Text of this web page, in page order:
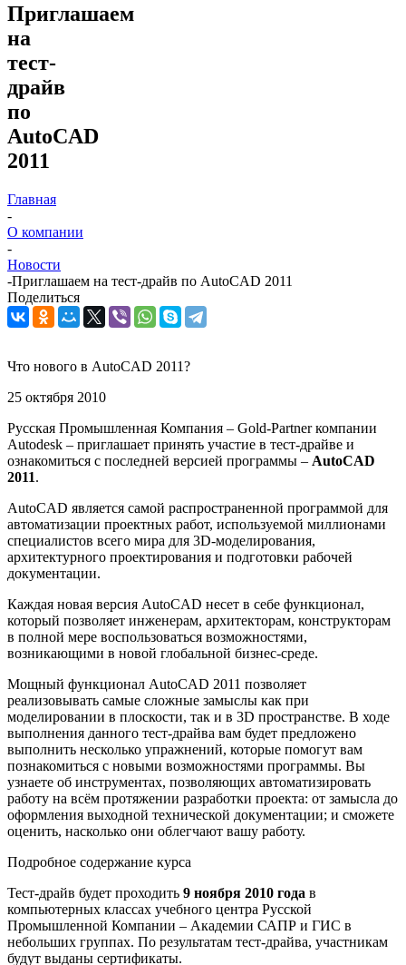
Приглашаем
на
тест-
драйв
по
AutoCAD
2011
Главная
-
О компании
-
Новости
-Приглашаем на тест-драйв по AutoCAD 2011
Поделиться
Что нового в AutoCAD 2011?
25 октября 2010
Русская Промышленная Компания – Gold-Partner компании
Autodesk – приглашает принять участие в тест-драйве и
ознакомиться с последней версией программы – AutoCAD
2011.
AutoCAD является самой распространенной программой для
автоматизации проектных работ, используемой миллионами
специалистов всего мира для 3D-моделирования,
архитектурного проектирования и подготовки рабочей
документации.
Каждая новая версия AutoCAD несет в себе функционал,
который позволяет инженерам, архитекторам, конструкторам
в полной мере воспользоваться возможностями,
возникающими в новой глобальной бизнес-среде.
Мощный функционал AutoCAD 2011 позволяет
реализовывать самые сложные замыслы как при
моделировании в плоскости, так и в 3D пространстве. В ходе
выполнения данного тест-драйва вам будет предложено
выполнить несколько упражнений, которые помогут вам
познакомиться с новыми возможностями программы. Вы
узнаете об инструментах, позволяющих автоматизировать
работу на всём протяжении разработки проекта: от замысла до
оформления выходной технической документации; и сможете
оценить, насколько они облегчают вашу работу.
Подробное содержание курса
Тест-драйв будет проходить 9 ноября 2010 года в
компьютерных классах учебного центра Русской
Промышленной Компании – Академии САПР и ГИС в
небольших группах. По результатам тест-драйва, участникам
будут выданы сертификаты.